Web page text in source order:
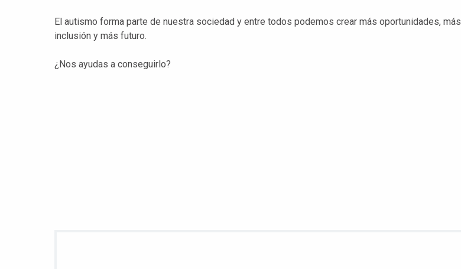
El autismo forma parte de nuestra sociedad y entre todos podemos crear más oportunidades, más
inclusión y más futuro.
¿Nos ayudas a conseguirlo?